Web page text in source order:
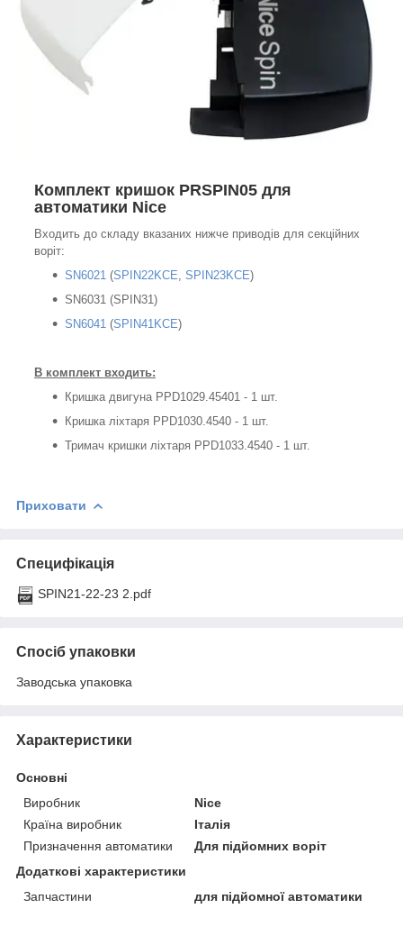
Комплект кришок PRSPIN05 для
автоматики Nice
Входить до складу вказаних нижче приводів для секційних
воріт:
SN6021 (SPIN22KCE SPIN23KCE)
SN6031 (SPIN31)
SN6041 (SPIN41KCE)
В комплект входить:
Кришка двигуна PPD1029.45401 - 1 шт.
Кришка ліхтаря PPD1030.4540 - 1 шт.
Тримач кришки ліхтаря PPD1033.4540 - 1 шт.
Приховати
Специфікація
SPIN21-22-23 2.pdf
Спосіб упаковки
Заводська упаковка
Характеристики
Основні
Виробник
Nice
Країна виробник
Італія
Призначення автоматики
Для підйомних воріт
Додаткові характеристики
Запчастини
для підйомної автоматики